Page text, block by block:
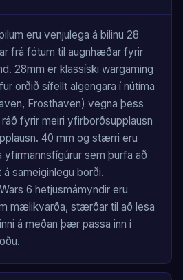
eru venjulega á bilinu 28
frá fótum til augnhæðar fyrir
28mm er klassíski wargaming
orðið sífellt algengara í nútíma
Frosthaven) vegna þess
fyrir meiri yfirborðsupplausn
40 mm og stærri eru
sem þurfa að
sameiginlegu borði.
6 hetjusmámyndir eru
mælikvarða, stærðar til að lesa
á meðan þær passa inn í